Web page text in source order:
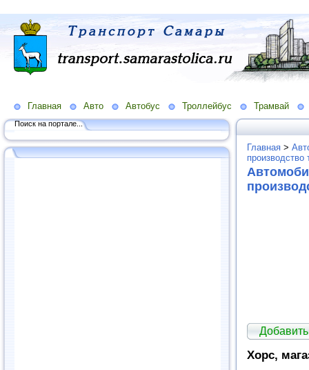
Главная Авто Автобус Троллейбус Трамвай
Поиск на портале...
Главная >
производство
Хорс,